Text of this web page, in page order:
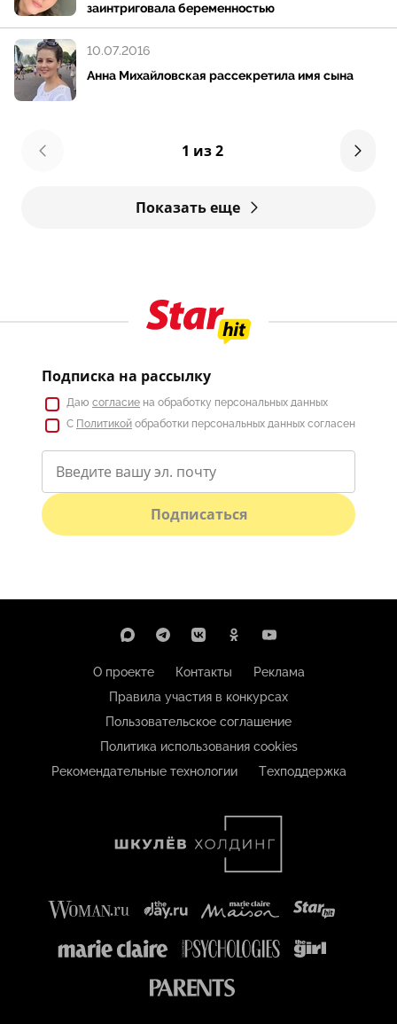
заинтриговала беременностью
Анна Михайловская рассекретила имя сына
10.07.2016
1 из 2
Показать еще
Подписка на рассылку
Даю согласие на обработку персональных данных
С Политикой обработки персональных данных согласен
Подписаться
О проекте Контакты
Реклама
Правила участия в конкурсах
Пользовательское соглашение
Политика использования cookies
Рекомендательные технологии
Техподдержка